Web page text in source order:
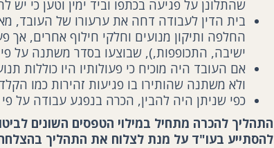
שהתלונן על פגיעה בכתפו וביד ימין וטען כי יש
בית הדין לעבודה דחה את ערעורו של העובד,
החלפה ותיקון מנועים וחלקי חילוף אחרים, אך
ישיבה, התכופפות,), שבוצעו בסדר משתנה על פי
אם העובד היה מוכיח כי פעולותיו היו כוללות
ולא משתנה שהותירו בו פגיעות זהירות כמו
כפי שניתן היה להבין, הכרה בנפגע עבודה על
התהליך להכרה מתחיל במילוי הטפסים השונים
להסתייע בעו"ד על מנת לצלוח את התהליך